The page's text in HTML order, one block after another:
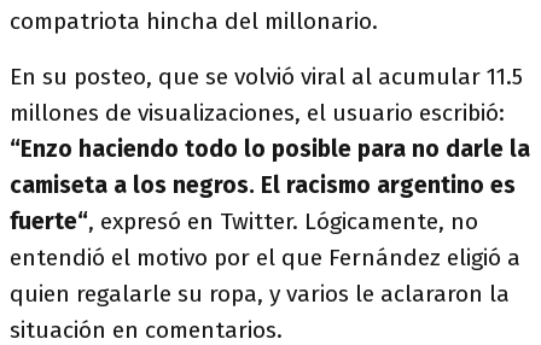
compatriota hincha del millonario.
En su posteo, que se volvió viral al acumular 11.5
millones de visualizaciones, el usuario escribió:
“Enzo haciendo todo lo posible para no darle la
camiseta a los negros. El racismo argentino es
fuerte“, expresó en Twitter. Lógicamente, no
entendió el motivo por el que Fernández eligió a
quien regalarle su ropa, y varios le aclararon la
situación en comentarios.